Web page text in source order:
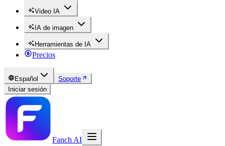
Video IA
IA de imagen
Herramientas de IA
Precios
Español
Soporte
Iniciar sesión
Fanch AI